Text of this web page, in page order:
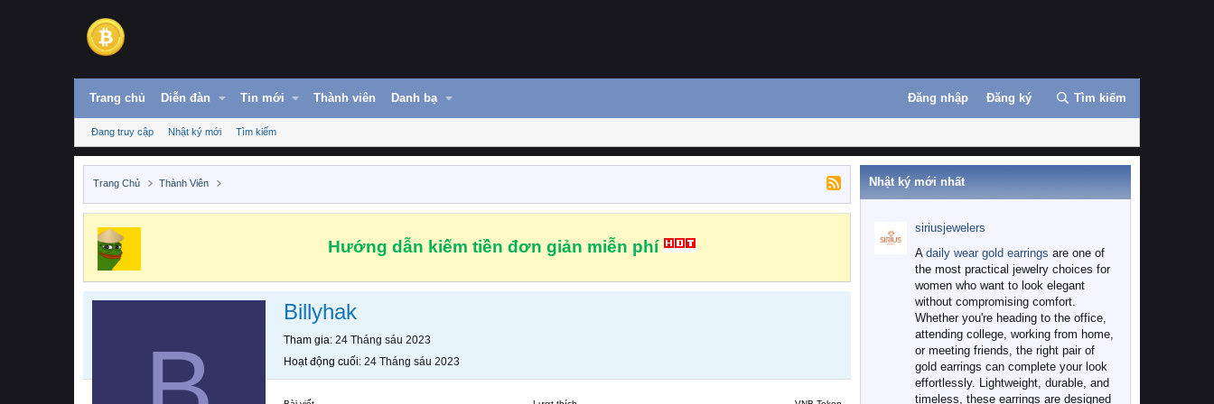
Trang chủ Diễn đàn Tin mới Thành viên Danh bạ Đăng nhập Đăng ký Tìm kiếm
Đang truy cập Nhật ký mới Tìm kiếm
Trang Chủ Thành Viên
Hướng dẫn kiếm tiền đơn giản miễn phí
Billyhak
Tham gia 24 Tháng sáu 2023
Hoạt động cuối 24 Tháng sáu 2023
Nhật ký mới nhất
siriusjewelers
A daily wear gold earrings are one of
the most practical jewelry choices for
women who want to look elegant
without compromising comfort.
Whether you're heading to the office,
attending college, working from home,
or meeting friends, the right pair of
gold earrings can complete your look
effortlessly. Lightweight, durable, and
timeless, these earrings are designed